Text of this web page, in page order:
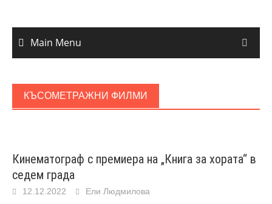
Main Menu
КЪСОМЕТРАЖНИ ФИЛМИ
Кинематограф с премиера на „Книга за хората“ в
седем града
12.12.2022 Ели Людмилова